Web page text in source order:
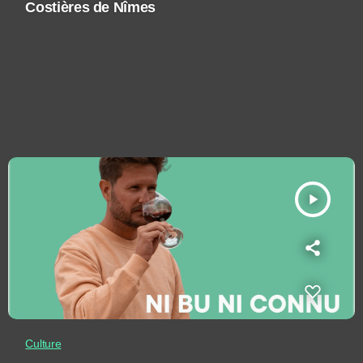
Costières de Nîmes
play_arrow
Culture